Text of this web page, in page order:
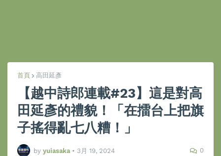
首頁 高田延彥
【越中詩郎連載#23】這是對高
田延彥的禮貌！「在擂台上把旗
子搖得亂七八糟！」
by yuiasaka • 3月 19, 2024 0